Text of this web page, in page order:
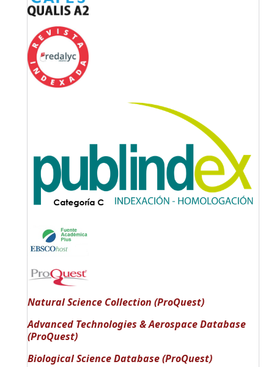
Natural Science Collection (ProQuest)
Advanced Technologies & Aerospace Database
(ProQuest)
Biological Science Database (ProQuest)